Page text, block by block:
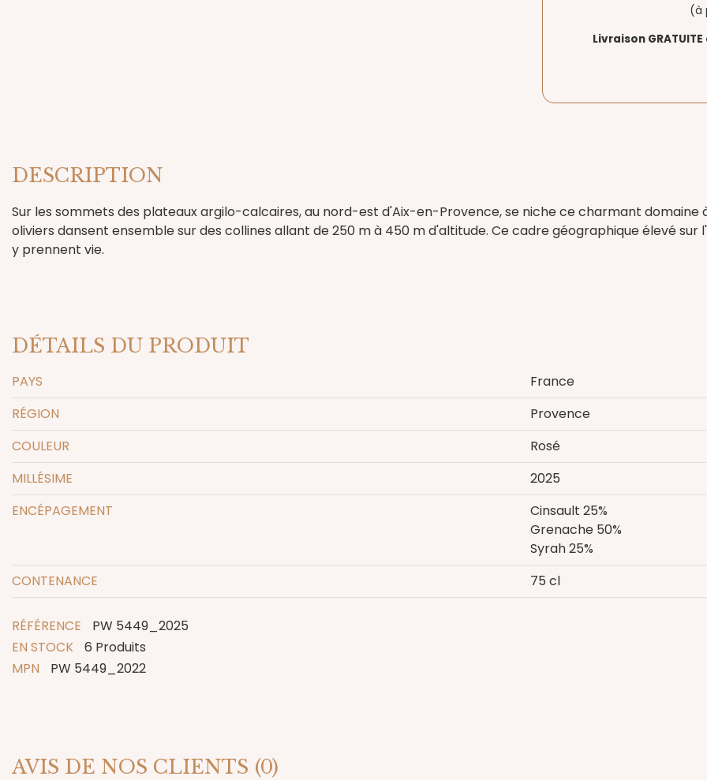
(à
Livraison
DESCRIPTION
Sur les sommets des plateaux argilo-calcaires, au nord-est d'Aix-en-Provence, se niche ce charmant domaine
oliviers dansent ensemble sur des collines allant de 250 m à 450 m d'altitude. Ce cadre géographique élevé
y prennent vie.
DÉTAILS DU PRODUIT
PAYS
France
RÉGION
Provence
COULEUR
Rosé
MILLÉSIME
2025
ENCÉPAGEMENT
Cinsault 25%
Grenache 50%
Syrah 25%
CONTENANCE
75 cl
RÉFÉRENCE
PW 5449_2025
EN STOCK
6 Produits
MPN
PW 5449_2022
AVIS DE NOS CLIENTS (0)